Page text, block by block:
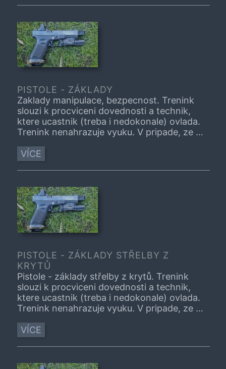
PISTOLE - ZÁKLADY
Zaklady manipulace, bezpecnost. Trenink
slouzi k procviceni dovednosti a technik,
ktere ucastnik (treba i nedokonale) ovlada.
Trenink nenahrazuje vyuku. V pripade, ze je
navstivne, prosim, nejprve vhodny kurz.
VÍCE
PISTOLE - ZÁKLADY STŘELBY Z
KRYTŮ
Pistole - základy střelby z krytů. Trenink
slouzi k procviceni dovednosti a technik,
ktere ucastnik (treba i nedokonale) ovlada.
Trenink nenahrazuje vyuku. V pripade, ze je
navstivne, prosim, nejprve vhodny kurz.
VÍCE